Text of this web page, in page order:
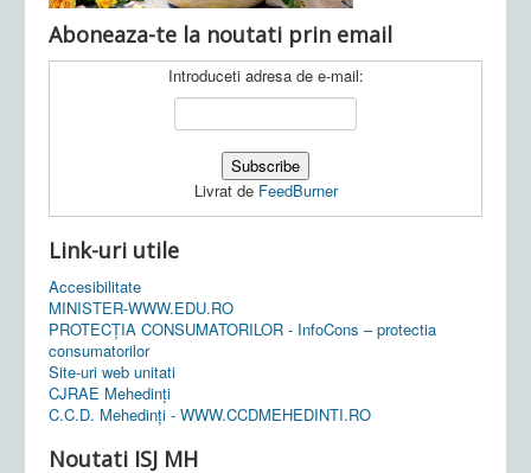
Aboneaza-te la noutati prin email
Introduceti adresa de e-mail:
Livrat de FeedBurner
Link-uri utile
Accesibilitate
MINISTER-WWW.EDU.RO
PROTECȚIA CONSUMATORILOR - InfoCons – protectia
consumatorilor
Site-uri web unitati
CJRAE Mehedinți
C.C.D. Mehedinţi - WWW.CCDMEHEDINTI.RO
Noutati ISJ MH